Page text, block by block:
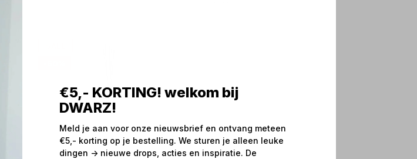
€5,- KORTING! welkom bij
DWARZ!
Meld je aan voor onze nieuwsbrief en ontvang meteen
€5,- korting op je bestelling. We sturen je alleen leuke
dingen -> nieuwe drops, acties en inspiratie. De